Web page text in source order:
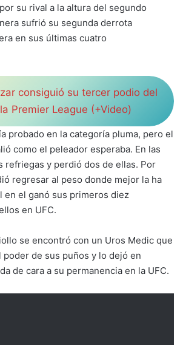
su rival a la altura del segundo
sufrió su segunda derrota
en sus últimas cuatro
consiguió su tercer podio del
Premier League (+Video)
probado en la categoría pluma, pero el
como el peleador esperaba. En las
refriegas y perdió dos de ellas. Por
regresar al peso donde mejor la ha
en el ganó sus primeros diez
en UFC.
se encontró con un Uros Medic que
poder de sus puños y lo dejó en
de cara a su permanencia en la UFC.